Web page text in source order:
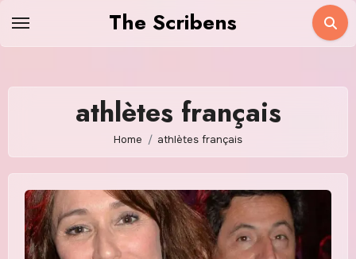
The Scribens
athlètes français
Home athlètes français